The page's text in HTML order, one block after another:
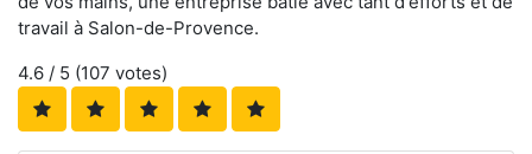
travail à Salon-de-Provence.
4.6 / 5 (107 votes)